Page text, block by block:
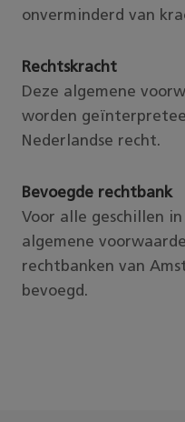
onverminderd van
Rechtskracht
Deze algemene
worden
Nederlandse recht.
Bevoegde rechtbank
Voor alle geschillen
algemene
rechtbanken van
bevoegd.